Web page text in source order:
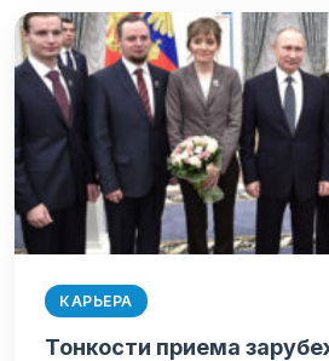
КАРЬЕРА
Тонкости приема